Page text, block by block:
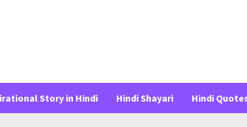
Story in Hindi Hindi Shayari Hindi